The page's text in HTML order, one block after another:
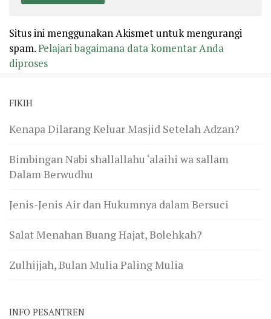
Situs ini menggunakan Akismet untuk mengurangi
spam.Pelajari bagaimana data komentar Anda
diproses
FIKIH
Kenapa Dilarang Keluar Masjid Setelah Adzan?
Bimbingan Nabi shallallahu ‘alaihi wa sallam
Dalam Berwudhu
Jenis-Jenis Air dan Hukumnya dalam Bersuci
Salat Menahan Buang Hajat, Bolehkah?
Zulhijjah, Bulan Mulia Paling Mulia
INFO PESANTREN